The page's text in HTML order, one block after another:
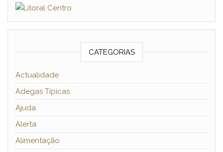
CATEGORIAS
Actualidade
Adegas Típicas
Ajuda
Alerta
Alimentação